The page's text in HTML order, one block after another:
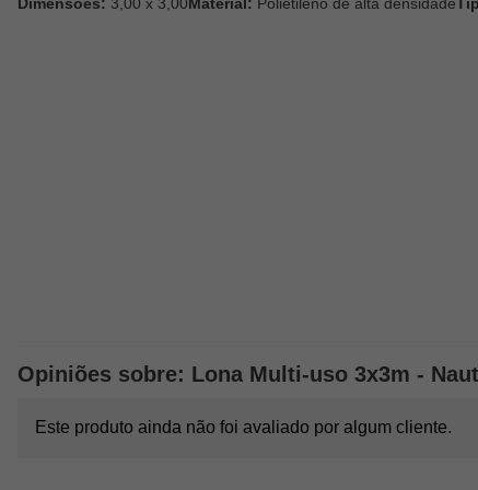
Dimensões: 3,00 x 3,00Material: Polietileno de alta densidade
Opiniões sobre: Lona Multi-uso 3x3m -
Este produto ainda não foi avaliado por algum cliente.